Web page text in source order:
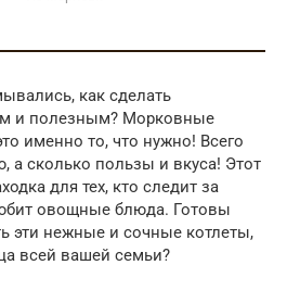
как сделать
и полезным? Морковные
именно то, что нужно! Всего
а сколько пользы и вкуса! Этот
для тех, кто следит за
овощные блюда. Готовы
эти нежные и сочные котлеты,
всей вашей семьи?